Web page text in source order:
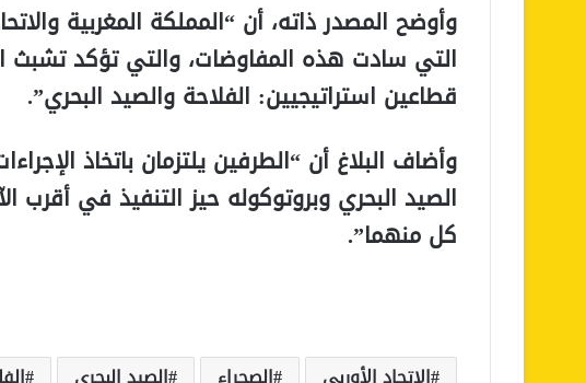
وأوضح المصدر ذاته، أن “المملكة المغربية
التي سادت هذه المفاوضات، والتي تؤكد تشبث
قطاعين استراتيجيين: الفلاحة والصيد البحري”.
وأضاف البلاغ أن “الطرفين يلتزمان باتخاذ
الصيد البحري وبروتوكوله حيز التنفيذ في أقرب
كل منهما”.